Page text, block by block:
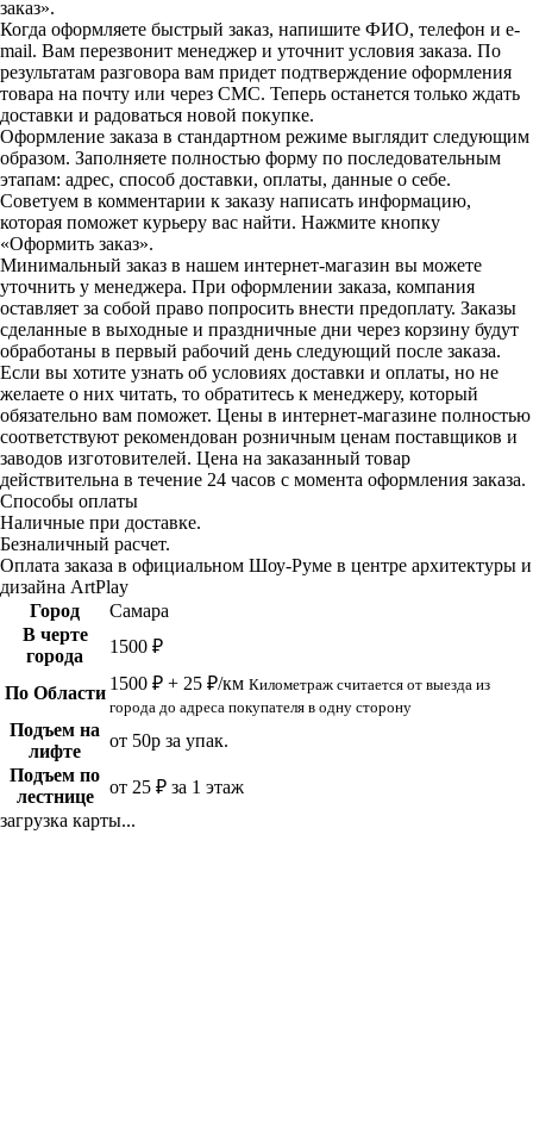
заказ».
Когда оформляете быстрый заказ, напишите ФИО, телефон и e-
mail. Вам перезвонит менеджер и уточнит условия заказа. По
результатам разговора вам придет подтверждение оформления
товара на почту или через СМС. Теперь останется только ждать
доставки и радоваться новой покупке.
Оформление заказа в стандартном режиме выглядит следующим
образом. Заполняете полностью форму по последовательным
этапам: адрес, способ доставки, оплаты, данные о себе.
Советуем в комментарии к заказу написать информацию,
которая поможет курьеру вас найти. Нажмите кнопку
«Оформить заказ».
Минимальный заказ в нашем интернет-магазин вы можете
уточнить у менеджера. При оформлении заказа, компания
оставляет за собой право попросить внести предоплату. Заказы
сделанные в выходные и праздничные дни через корзину будут
обработаны в первый рабочий день следующий после заказа.
Если вы хотите узнать об условиях доставки и оплаты, но не
желаете о них читать, то обратитесь к менеджеру, который
обязательно вам поможет. Цены в интернет-магазине полностью
соответствуют рекомендован розничным ценам поставщиков и
заводов изготовителей. Цена на заказанный товар
действительна в течение 24 часов с момента оформления заказа.
Способы оплаты
Наличные при доставке.
Безналичный расчет.
Оплата заказа в официальном Шоу-Руме в центре архитектуры и
дизайна ArtPlay
Город
Самара
В черте
города
1500 ₽
По Области 1500 ₽ + 25 ₽/км Километраж считается от выезда из
города до адреса покупателя в одну сторону
Подъем на
лифте
от 50р за упак.
Подъем по
лестнице
от 25 ₽ за 1 этаж
загрузка карты...